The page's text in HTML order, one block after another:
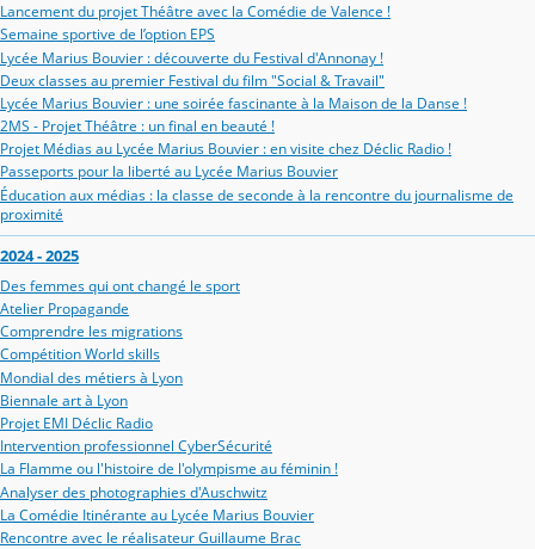
Lancement du projet Théâtre avec la Comédie de Valence !
Semaine sportive de l’option EPS
Lycée Marius Bouvier : découverte du Festival d'Annonay !
Deux classes au premier Festival du film "Social & Travail"
Lycée Marius Bouvier : une soirée fascinante à la Maison de la Danse !
2MS - Projet Théâtre : un final en beauté !
Projet Médias au Lycée Marius Bouvier : en visite chez Déclic Radio !
Passeports pour la liberté au Lycée Marius Bouvier
Éducation aux médias : la classe de seconde à la rencontre du journalisme de
proximité
2024 - 2025
Des femmes qui ont changé le sport
Atelier Propagande
Comprendre les migrations
Compétition World skills
Mondial des métiers à Lyon
Biennale art à Lyon
Projet EMI Déclic Radio
Intervention professionnel CyberSécurité
La Flamme ou l'histoire de l'olympisme au féminin !
Analyser des photographies d'Auschwitz
La Comédie Itinérante au Lycée Marius Bouvier
Rencontre avec le réalisateur Guillaume Brac